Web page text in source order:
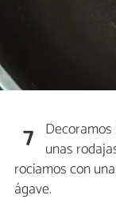
7 Decoramos
unas
rociamos con
ágave.